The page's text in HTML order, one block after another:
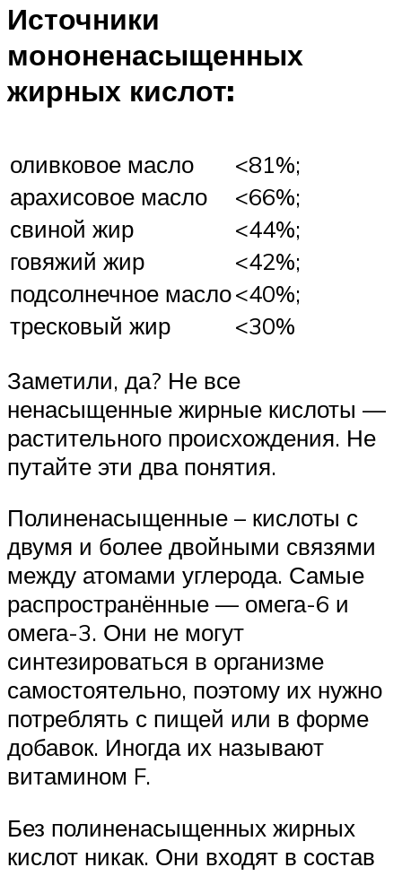
Источники
мононенасыщенных
жирных кислот:
оливковое масло
<81%;
арахисовое масло
<66%;
свиной жир
<44%;
говяжий жир
<42%;
подсолнечное масло<40%;
тресковый жир
<30%
Заметили, да? Не все
ненасыщенные жирные кислоты —
растительного происхождения. Не
путайте эти два понятия.
Полиненасыщенные – кислоты с
двумя и более двойными связями
между атомами углерода. Самые
распространённые — омега-6 и
омега-3. Они не могут
синтезироваться в организме
самостоятельно, поэтому их нужно
потреблять с пищей или в форме
добавок. Иногда их называют
витамином F.
Без полиненасыщенных жирных
кислот никак. Они входят в состав